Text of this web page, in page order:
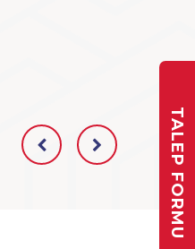
TALEP FORMU